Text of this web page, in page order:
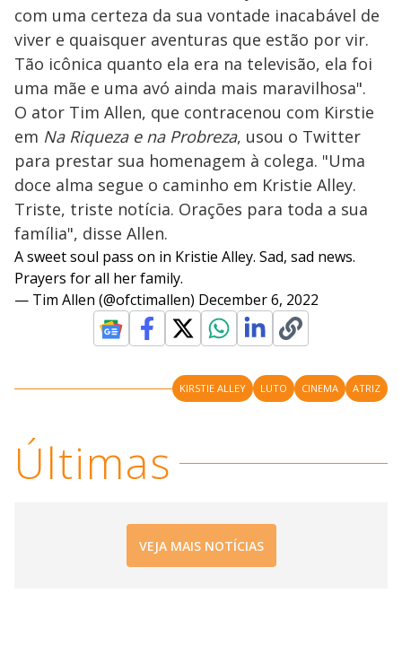
com uma certeza da sua vontade inacabável de
viver e quaisquer aventuras que estão por vir.
Tão icônica quanto ela era na televisão, ela foi
uma mãe e uma avó ainda mais maravilhosa".
O ator Tim Allen, que contracenou com Kirstie
em Na Riqueza e na Probreza, usou o Twitter
para prestar sua homenagem à colega. "Uma
doce alma segue o caminho em Kristie Alley.
Triste, triste notícia. Orações para toda a sua
família", disse Allen.
A sweet soul pass on in Kristie Alley. Sad, sad news.
Prayers for all her family.
— Tim Allen (@ofctimallen) December 6, 2022
KIRSTIE ALLEY LUTO CINEMA ATRIZ
Últimas
VEJA MAIS NOTÍCIAS